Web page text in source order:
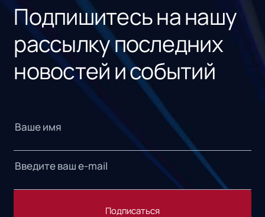
Подпишитесь на нашу
рассылку последних
новостей и событий
Подписаться